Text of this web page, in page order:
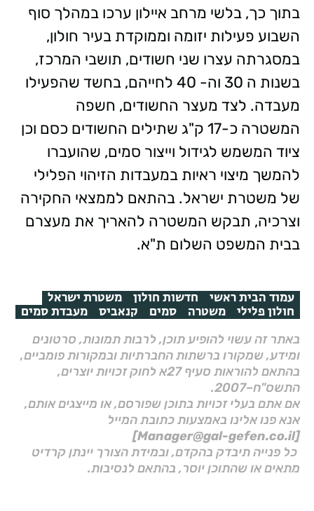
בתוך כך, בלשי מרחב איילון ערכו במהלך סוף
השבוע פעילות יזומה וממוקדת בעיר חולון,
במסגרתה עצרו שני חשודים, תושבי המרכז,
בשנות ה 30 וה- 40 לחייהם, בחשד שהפעילו
מעבדה. לצד מעצר החשודים, חשפה
המשטרה כ-17 ק"ג שתילים החשודים כסם וכן
ציוד המשמש לגידול וייצור סמים, שהועברו
להמשך מיצוי ראיות במעבדות הזיהוי הפלילי
של משטרת ישראל. בהתאם לממצאי החקירה
וצרכיה, תבקש המשטרה להאריך את מעצרם
בבית המשפט השלום ת"א.
עמוד הבית ראשי חדשות חולון משטרת ישראל
חולון פלילי משטרה סמים קנאביס מעבדת סמים
באתר זה עשוי להופיע תוכן, לרבות תמונות, סרטונים
ומידע, שמקורו ברשתות החברתיות ובמקורות פומביים,
בהתאם להוראות סעיף 27א לחוק זכויות יוצרים,
התשס"ח–2007.
אם אתם בעלי זכויות בתוכן שפורסם, או מייצגים אותם,
אנא פנו אלינו באמצעות כתובת המייל
[Manager@gal-gefen.co.il]
כל פנייה תיבדק בהקדם, ובמידת הצורך יינתן קרדיט
מתאים או שהתוכן יוסר, בהתאם לנסיבות.